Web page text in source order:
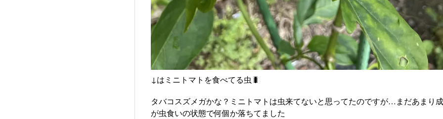
↓はミニトマトを食べてる虫🐛
タバコスズメガかな？ミニトマトは虫来てないと思ってたのですが…まだあまり
が虫食いの状態で何個か落ちてました